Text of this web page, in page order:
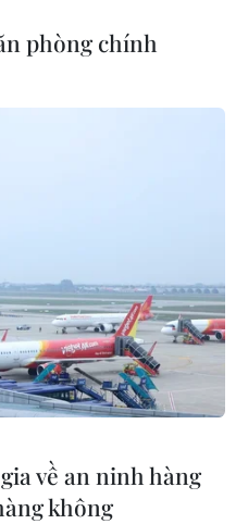
phòng chính
về an ninh hàng
không